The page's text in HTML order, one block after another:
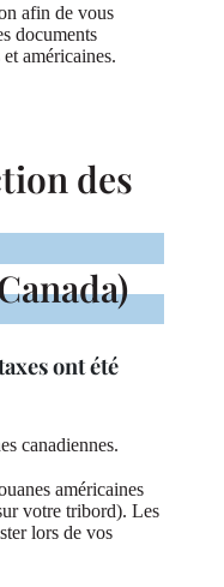
afin de vous
documents
américaines.
des
ont été
canadiennes.
américaines
votre tribord). Les
lors de vos